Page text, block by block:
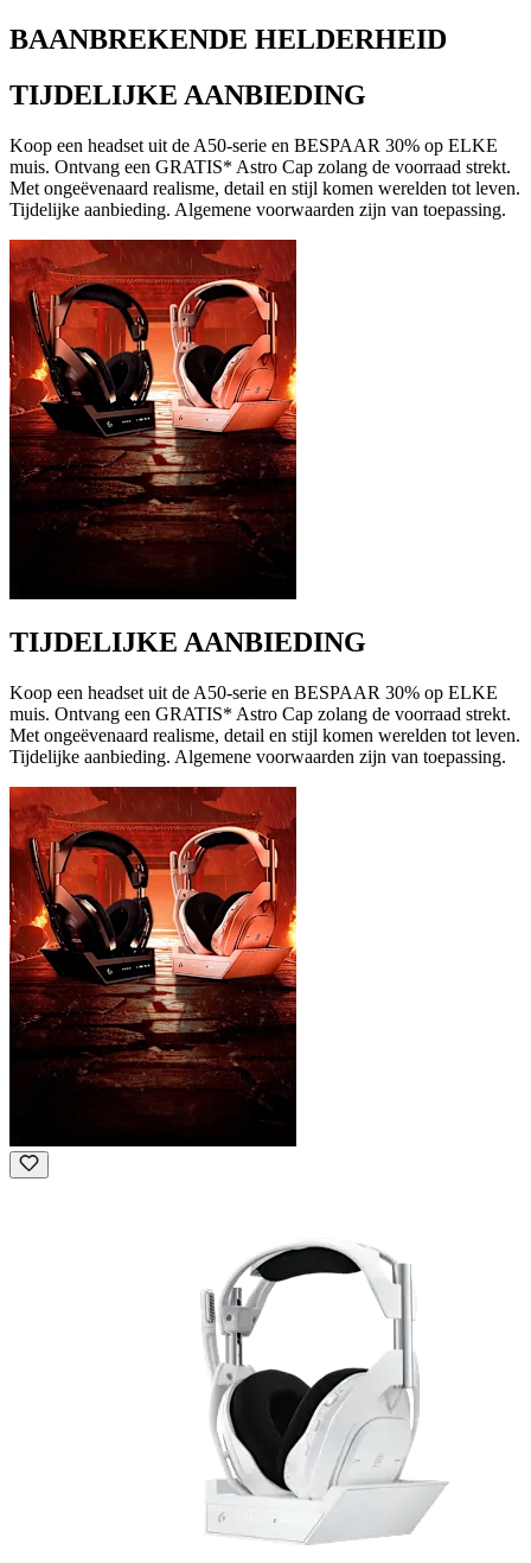
BAANBREKENDE HELDERHEID
TIJDELIJKE AANBIEDING
Koop een headset uit de A50-serie en BESPAAR 30% op ELKE
muis. Ontvang een GRATIS* Astro Cap zolang de voorraad strekt.
Met ongeëvenaard realisme, detail en stijl komen werelden tot leven.
Tijdelijke aanbieding. Algemene voorwaarden zijn van toepassing.
TIJDELIJKE AANBIEDING
Koop een headset uit de A50-serie en BESPAAR 30% op ELKE
muis. Ontvang een GRATIS* Astro Cap zolang de voorraad strekt.
Met ongeëvenaard realisme, detail en stijl komen werelden tot leven.
Tijdelijke aanbieding. Algemene voorwaarden zijn van toepassing.